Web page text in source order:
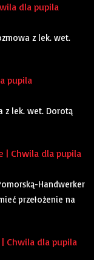
dla pupila
z lek. wet.
pupila
z lek. wet. Dorotą
| Chwila dla pupila
Handwerker
przełożenie na
Chwila dla pupila